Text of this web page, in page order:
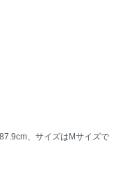
、サイズはMサイズで